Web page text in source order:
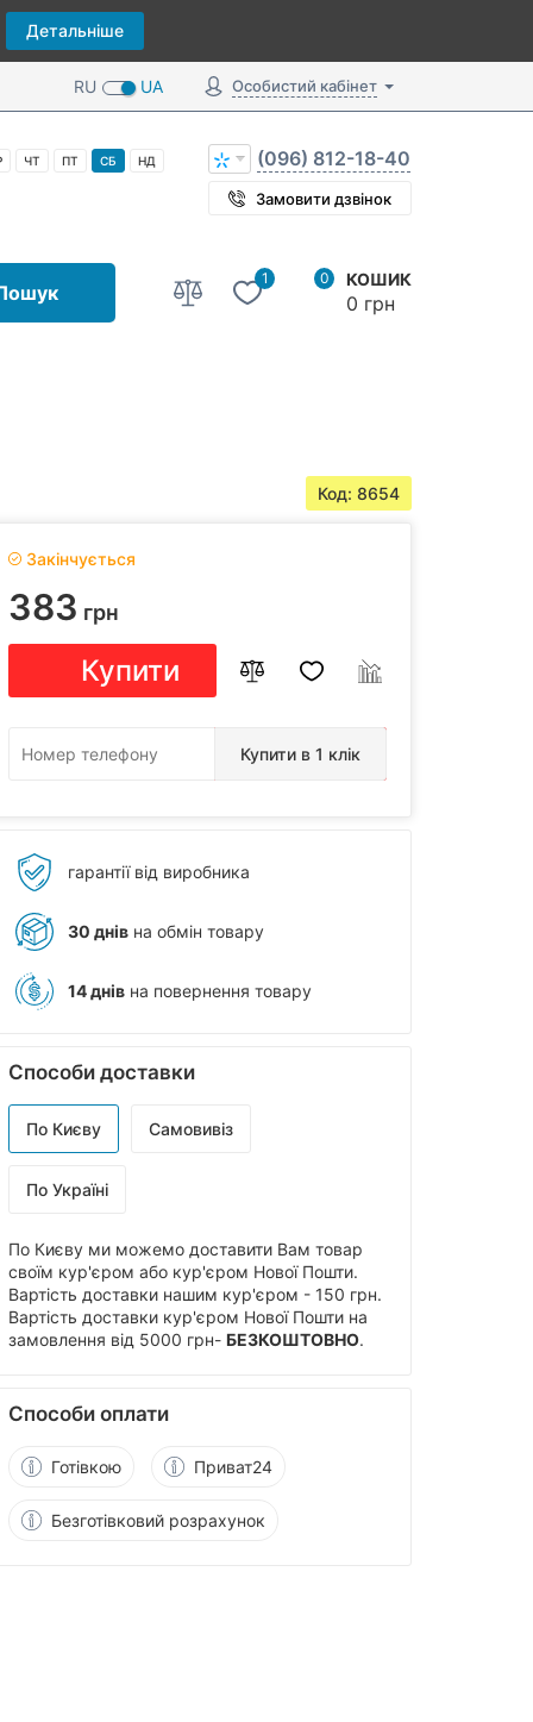
Детальніше
Особистий кабінет
RU UA
ЧТ ПТ СБ НД (096) 812-18-40
Замовити дзвінок
0 КОШИК
0 грн
1
Код: 8654
Закінчується
383 грн
Купити
Купити в 1 клік
гарантії від виробника
30 днів на обмін товару
14 днів на повернення товару
Способи доставки
По Києву Самовивіз
По Україні
По Києву ми можемо доставити Вам товар
своїм кур'єром або кур'єром Нової Пошти.
Вартість доставки нашим кур'єром - 150 грн.
Вартість доставки кур'єром Нової Пошти на
замовлення від 5000 грн- БЕЗКОШТОВНО.
Способи оплати
Готівкою Приват24
Безготівковий розрахунок